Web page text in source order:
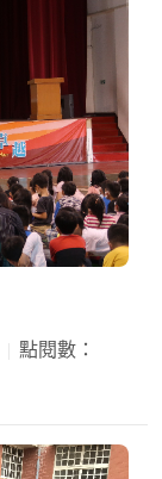
點閱數：